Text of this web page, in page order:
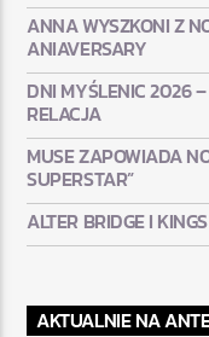
ANNA WYSZKONI Z
ANIAVERSARY
DNI MYŚLENIC 2026
RELACJA
MUSE ZAPOWIADA
SUPERSTAR”
ALTER BRIDGE I
AKTUALNIE NA